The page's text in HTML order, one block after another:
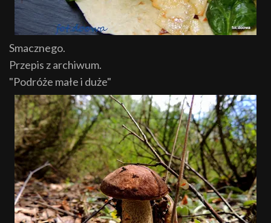
Smacznego.
Przepis z archiwum.
"Podróże małe i duże"